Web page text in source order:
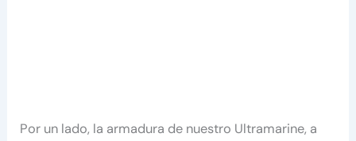
Por un lado, la armadura de nuestro Ultramarine, a